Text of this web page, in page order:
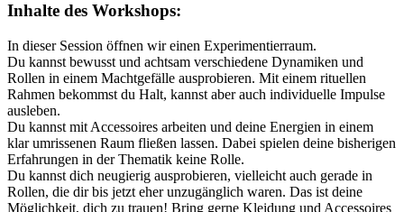
Inhalte des Workshops:
In dieser Session öffnen wir einen Experimentierraum.
Du kannst bewusst und achtsam verschiedene Dynamiken und
Rollen in einem Machtgefälle ausprobieren. Mit einem rituellen
Rahmen bekommst du Halt, kannst aber auch individuelle Impulse
ausleben.
Du kannst mit Accessoires arbeiten und deine Energien in einem
klar umrissenen Raum fließen lassen. Dabei spielen deine bisherigen
Erfahrungen in der Thematik keine Rolle.
Du kannst dich neugierig ausprobieren, vielleicht auch gerade in
Rollen, die dir bis jetzt eher unzugänglich waren. Das ist deine
Möglichkeit, dich zu trauen! Bring gerne Kleidung und Accessoires